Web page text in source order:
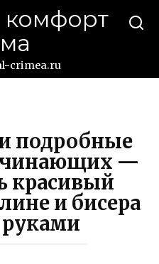
комфорт
crimea.ru
подробные
—
красивый
и бисера